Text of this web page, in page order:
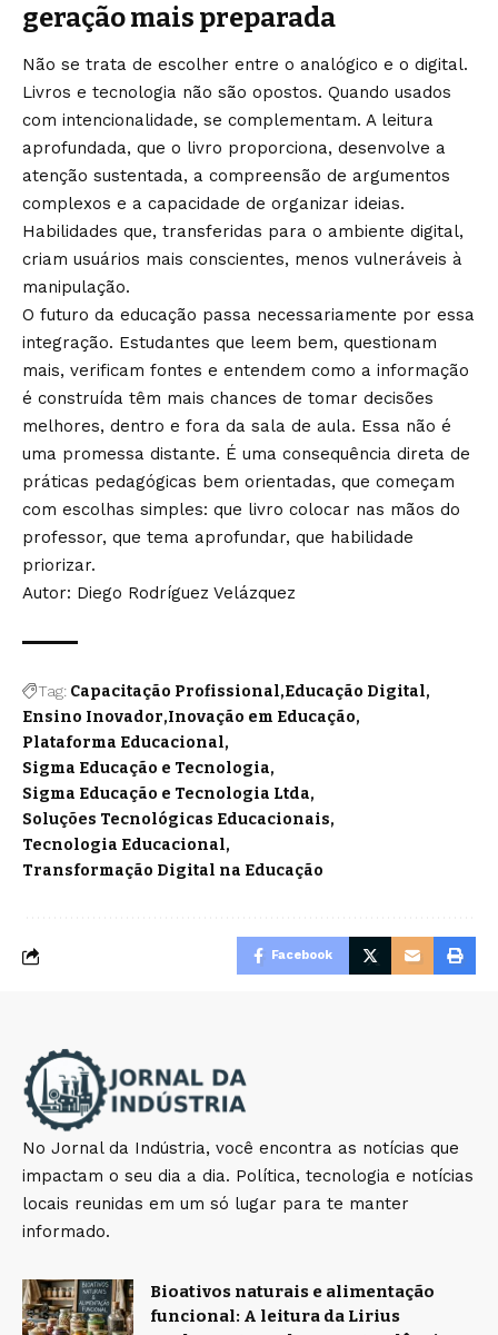
geração mais preparada
Não se trata de escolher entre o analógico e o digital.
Livros e tecnologia não são opostos. Quando usados
com intencionalidade, se complementam. A leitura
aprofundada, que o livro proporciona, desenvolve a
atenção sustentada, a compreensão de argumentos
complexos e a capacidade de organizar ideias.
Habilidades que, transferidas para o ambiente digital,
criam usuários mais conscientes, menos vulneráveis à
manipulação.
O futuro da educação passa necessariamente por essa
integração. Estudantes que leem bem, questionam
mais, verificam fontes e entendem como a informação
é construída têm mais chances de tomar decisões
melhores, dentro e fora da sala de aula. Essa não é
uma promessa distante. É uma consequência direta de
práticas pedagógicas bem orientadas, que começam
com escolhas simples: que livro colocar nas mãos do
professor, que tema aprofundar, que habilidade
priorizar.
Autor: Diego Rodríguez Velázquez
Tag: Capacitação Profissional Educação Digital
Ensino Inovador Inovação em Educação
Plataforma Educacional
Sigma Educação e Tecnologia
Sigma Educação e Tecnologia Ltda
Soluções Tecnológicas Educacionais
Tecnologia Educacional
Transformação Digital na Educação
Facebook
No Jornal da Indústria, você encontra as notícias que
impactam o seu dia a dia. Política, tecnologia e notícias
locais reunidas em um só lugar para te manter
informado.
Bioativos naturais e alimentação
funcional: A leitura da Lirius